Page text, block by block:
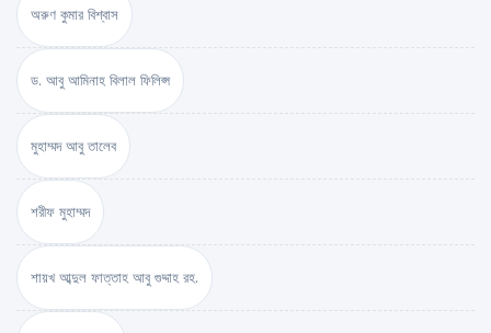
অরুণ কুমার বিশ্বাস
ড. আবু আমিনাহ বিলাল ফিলিপ্স
মুহাম্মদ আবু তালেব
শরীফ মুহাম্মদ
শায়খ আব্দুল ফাত্তাহ আবু গুদ্দাহ রহ.